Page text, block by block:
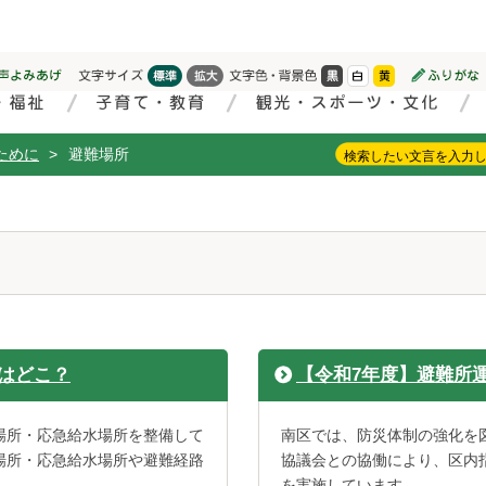
めに > 避難場所
どこ？
・応急給水場所を整備して
・応急給水場所や避難経路
【令和7年度】避難所
南区では、防災体制の強化を
協議会との協働により、区内